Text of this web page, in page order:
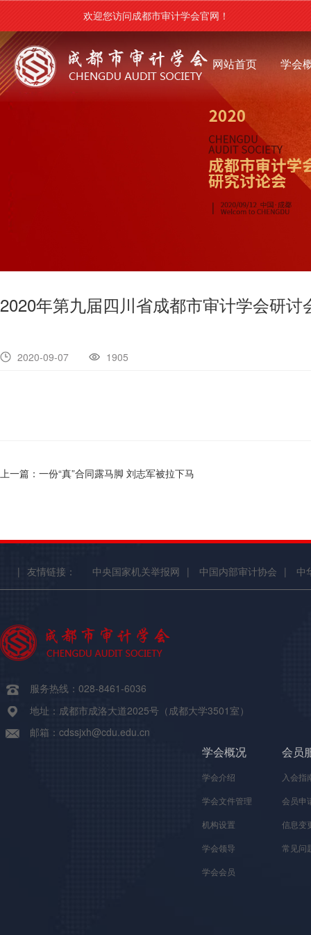
欢迎您访问成都市审计学会官网！
网站首页 学会
2020年第九届四川省成都市审计学会研讨
2020-09-07 1905
上一篇：一份“真”合同露马脚 刘志军被拉下马
| 友情链接： 中央国家机关举报网 | 中国内部审计协会 | 中
服务热线：028-8461-6036
地址：成都市成洛大道2025号（成都大学3501室）
邮箱：cdssjxh@cdu.edu.cn
学会概况
学会介绍
学会文件管理
机构设置
学会领导
学会会员
会员
入会指
会员申
信息变
常见问